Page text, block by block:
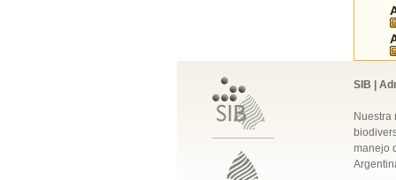
SIB |
Nuestra
manejo